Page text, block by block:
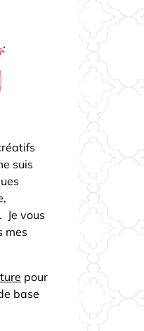
suis
Je vous
mes
pour
base